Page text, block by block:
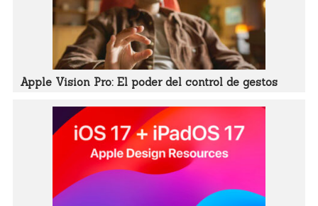
Apple Vision Pro: El poder del control de gestos